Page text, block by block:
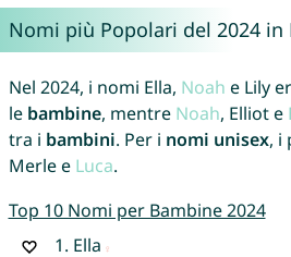
Nomi più Popolari del 2024 in
Nel 2024, i nomi Ella, Noah e Lily
le bambine, mentre Noah, Elliot e
tra i bambini. Per i nomi unisex, i
Merle e Luca.
Top 10 Nomi per Bambine 2024
1. Ella